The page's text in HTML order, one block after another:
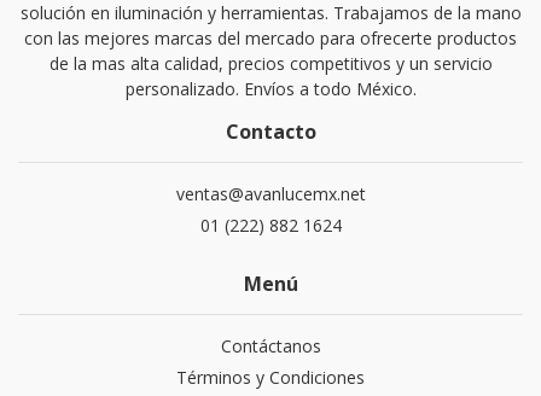
solución en iluminación y herramientas. Trabajamos de la mano
con las mejores marcas del mercado para ofrecerte productos
de la mas alta calidad, precios competitivos y un servicio
personalizado. Envíos a todo México.
Contacto
ventas@avanlucemx.net
01 (222) 882 1624
Menú
Contáctanos
Términos y Condiciones